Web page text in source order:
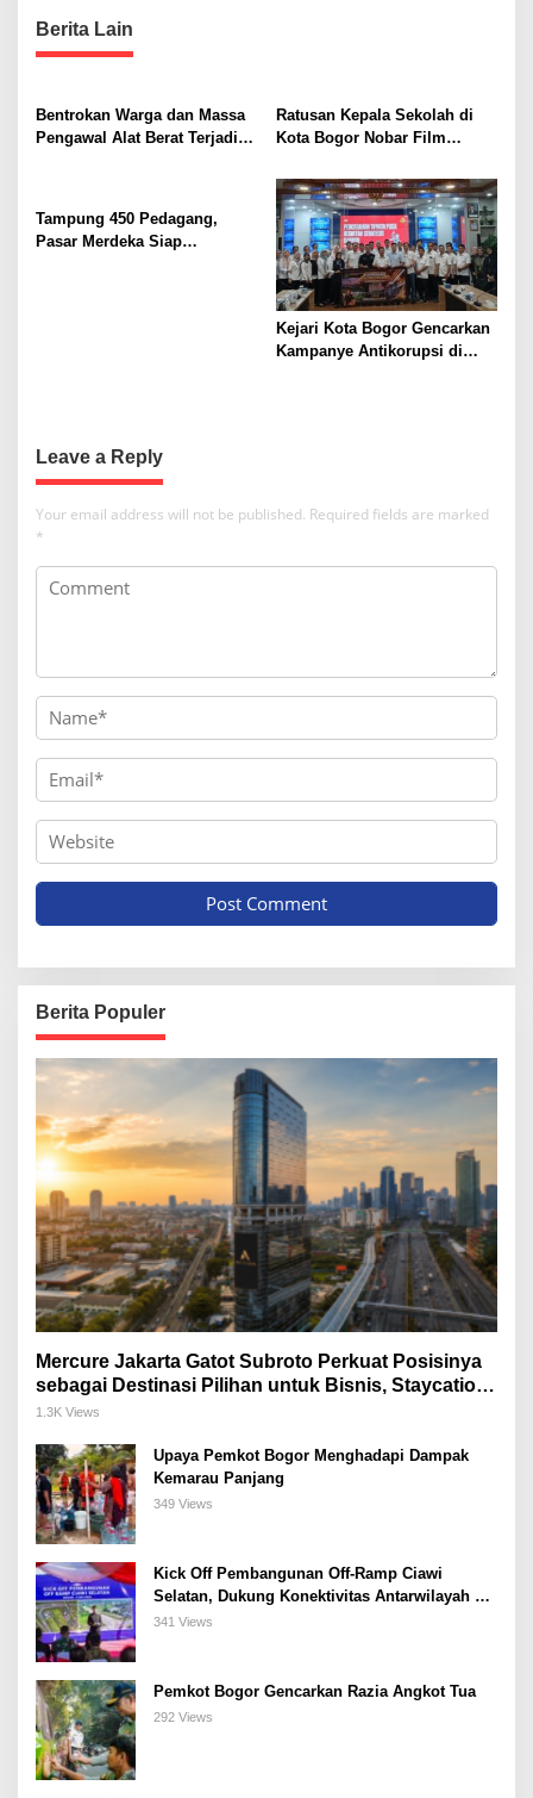
t
n
a
v
a
Berita Lain
Bentrokan Warga dan Massa
Pengawal Alat Berat Terjadi di
Ratusan Kepala Sekolah di
Kota Bogor Nobar Film
Penguatan Pendidikan
Karakter
Tampung 450 Pedagang,
Pasar Merdeka Siap
Kejari Kota Bogor Gencarkan
Kampanye Antikorupsi di
Leave a Reply
Your email address will not be published. Required fields are marked
*
Berita Populer
Mercure Jakarta Gatot Subroto Perkuat Posisinya
sebagai Destinasi Pilihan untuk Bisnis, Staycation,
Meeting, dan Kuliner di Jakarta Selatan
1.3K Views
Upaya Pemkot Bogor Menghadapi Dampak
Kemarau Panjang
349 Views
Kick Off Pembangunan Off-Ramp Ciawi
Selatan, Dukung Konektivitas Antarwilayah di
Bogor Selatan
341 Views
Pemkot Bogor Gencarkan Razia Angkot Tua
292 Views